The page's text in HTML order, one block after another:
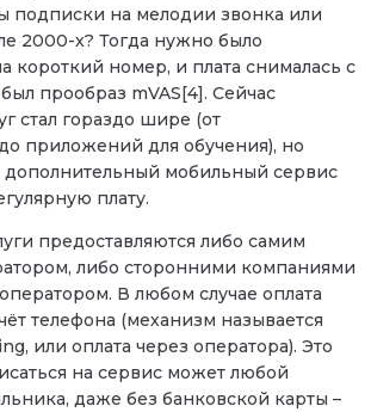
подписки на мелодии звонка или
2000-х? Тогда нужно было
короткий номер, и плата снималась с
прообраз mVAS[4]. Сейчас
стал гораздо шире (от
приложений для обучения), но
мобильный сервис
плату.
предоставляются либо самим
либо сторонними компаниями
В любом случае оплата
телефона (механизм называется
или оплата через оператора). Это
на сервис может любой
даже без банковской карты –